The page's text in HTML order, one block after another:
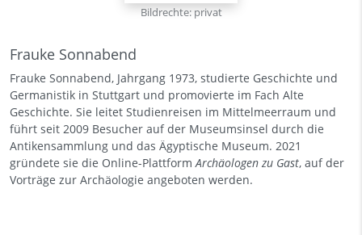
Bildrechte: privat
Frauke Sonnabend
Frauke Sonnabend, Jahrgang 1973, studierte Geschichte und
Germanistik in Stuttgart und promovierte im Fach Alte
Geschichte. Sie leitet Studienreisen im Mittelmeerraum und
führt seit 2009 Besucher auf der Museumsinsel durch die
Antikensammlung und das Ägyptische Museum. 2021
gründete sie die Online-PlattformArchäologen zu Gast, auf der
Vorträge zur Archäologie angeboten werden.